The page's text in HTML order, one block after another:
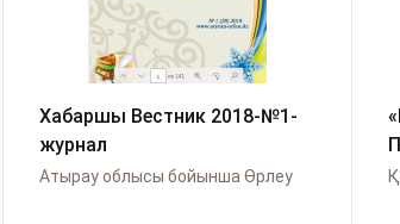
Хабаршы Вестник 2018-№1-
журнал
Атырау облысы бойынша Өрлеу